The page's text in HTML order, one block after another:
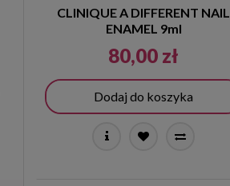
CLINIQUE A DIFFERENT NAIL
ENAMEL 9ml
80,00 zł
Dodaj do koszyka